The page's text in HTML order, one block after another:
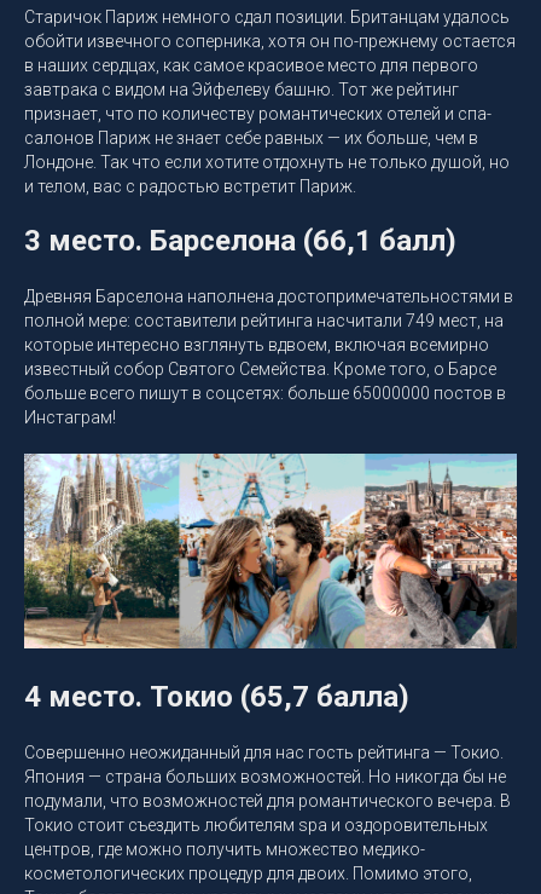
Старичок Париж немного сдал позиции. Британцам удалось
обойти извечного соперника, хотя он по-прежнему остается
в наших сердцах, как самое красивое место для первого
завтрака с видом на Эйфелеву башню. Тот же рейтинг
признает, что по количеству романтических отелей и спа-
салонов Париж не знает себе равных — их больше, чем в
Лондоне. Так что если хотите отдохнуть не только душой, но
и телом, вас с радостью встретит Париж.
3 место. Барселона (66,1 балл)
Древняя Барселона наполнена достопримечательностями в
полной мере: составители рейтинга насчитали 749 мест, на
которые интересно взглянуть вдвоем, включая всемирно
известный собор Святого Семейства. Кроме того, о Барсе
больше всего пишут в соцсетях: больше 65000000 постов в
Инстаграм!
4 место. Токио (65,7 балла)
Совершенно неожиданный для нас гость рейтинга — Токио.
Япония — страна больших возможностей. Но никогда бы не
подумали, что возможностей для романтического вечера. В
Токио стоит съездить любителям spa и оздоровительных
центров, где можно получить множество медико-
косметологических процедур для двоих. Помимо этого,